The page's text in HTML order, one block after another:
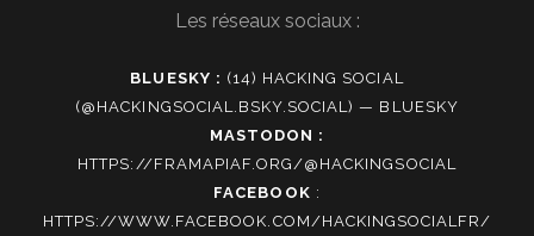
Les réseaux sociaux :
BLUESKY : (14) HACKING SOCIAL
(@HACKINGSOCIAL.BSKY.SOCIAL) — BLUESKY
MASTODON :
HTTPS://FRAMAPIAF.ORG/@HACKINGSOCIAL
FACEBOOK :
HTTPS://WWW.FACEBOOK.COM/HACKINGSOCIALFR/